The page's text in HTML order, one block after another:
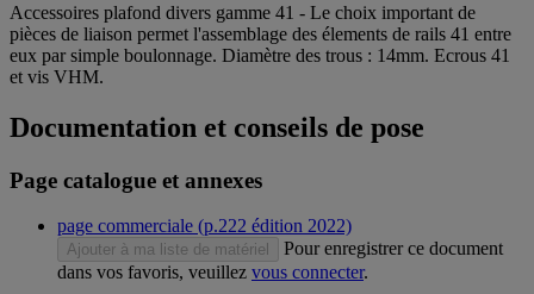
Accessoires plafond divers gamme 41 - Le choix important de
pièces de liaison permet l'assemblage des élements de rails 41 entre
eux par simple boulonnage. Diamètre des trous : 14mm. Ecrous 41
et vis VHM.
Documentation et conseils de pose
Page catalogue et annexes
page commerciale (p.222 édition 2022)
Ajouter à ma liste de matériel
Pour enregistrer ce document
dans vos favoris, veuillez vous connecter.